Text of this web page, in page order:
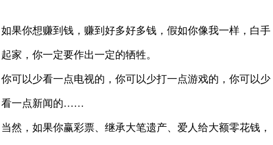
如果你想赚到钱，赚到好多好多钱，假如你像我一样，白手
起家，你一定要作出一定的牺牲。
你可以少看一点电视的，你可以少打一点游戏的，你可以少
看一点新闻的……
当然，如果你赢彩票、继承大笔遗产、爱人给大额零花钱，